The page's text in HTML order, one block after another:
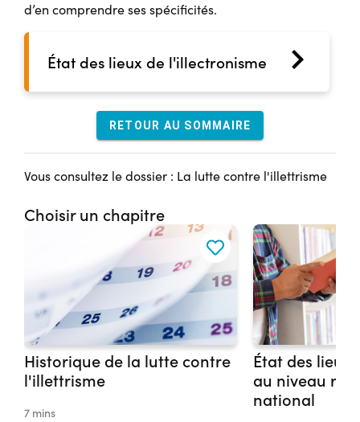
d’en comprendre ses spécificités.
État des lieux de l'illectronisme
RETOUR AU SOMMAIRE
Vous consultez le dossier : La lutte contre l'illettrisme
Choisir un chapitre
Historique de la lutte contre
l'illettrisme
7 mins
État des lieux
au niveau
national